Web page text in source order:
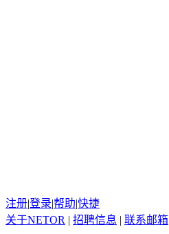
注册|登录|帮助|快捷
关于NETOR | 招聘信息 | 联系邮箱